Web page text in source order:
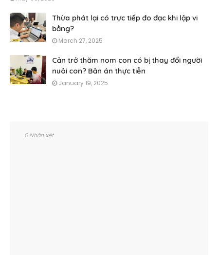
Thừa phát lại có trực tiếp đo đạc khi lập vi
bằng?
March 27, 2025
Cản trở thăm nom con có bị thay đổi người
nuôi con? Bản án thực tiễn
January 19, 2025
0 Nhận xét